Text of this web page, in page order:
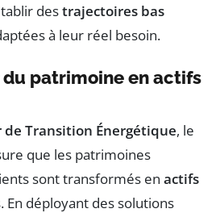
destrajectoires bas
à leur réel besoin.
patrimoine en actifs
Transition Énergétique, le
que les patrimoines
sont transformés en actifs
En déployant des solutions